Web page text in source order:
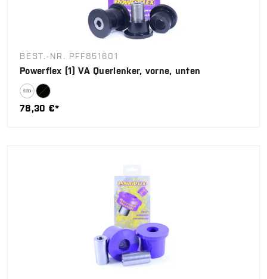
BEST.-NR. PFF851601
Powerflex (1) VA Querlenker, vorne, unten
78,30 €*